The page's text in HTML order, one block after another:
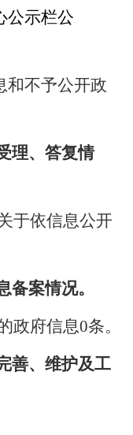
公示栏公
和不予公开政
理、答复情
于依信息公开
备案情况。
政府信息0条。
善、维护及工